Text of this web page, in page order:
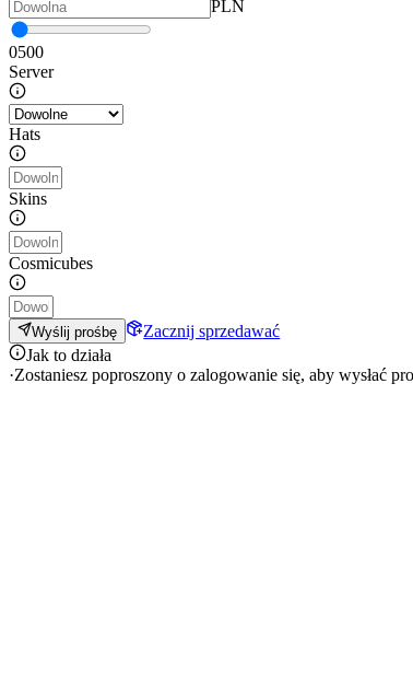
PLN
0500
Server
Hats
Skins
Cosmicubes
Wyślij prośbę
Zacznij sprzedawać
Jak to działa
·Zostaniesz poproszony o zalogowanie się, aby wysłać